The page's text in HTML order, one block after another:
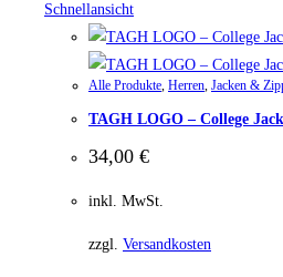
Schnellansicht
Alle Produkte, Herren, Jacken &
TAGH LOGO – College
34,00 €
inkl. MwSt.
zzgl. Versandkosten